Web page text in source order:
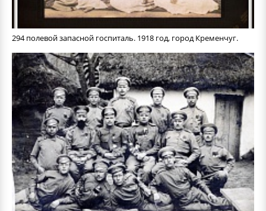
294 полевой запасной госпиталь. 1918 год, город Кременчуг.